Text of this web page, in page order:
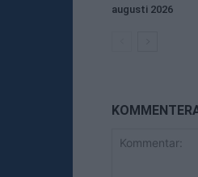
augusti 2026